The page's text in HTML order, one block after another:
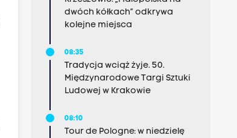
dwóch kółkach” odkrywa
kolejne miejsca
08:35
Tradycja wciąż żyje. 50.
Międzynarodowe Targi Sztuki
Ludowej w Krakowie
08:10
Tour de Pologne: w niedzielę